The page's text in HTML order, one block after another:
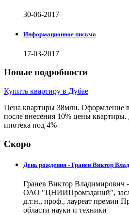
30-06-2017
Информационное письмо
17-03-2017
Новые подробности
Купить квартиру в Дубае
Цена квартиры 38млн. Оформление в
после внесения 10% цены квартиры.
ипотека под 4%
Скоро
День рождения - Гранев Виктор
Гранев Виктор Владимирович
ОАО "ЦНИИПромзданий",
д.т.н., проф., лауреат премии
области науки и техники